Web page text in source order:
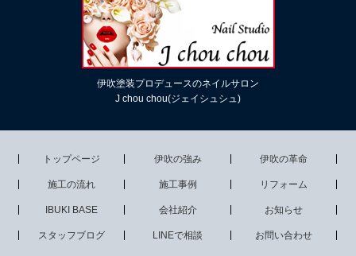
伊吹塗装プロデュースのネイルサロン
J chou chou(ジェイシュシュ)
トップページ 伊吹の強み 伊吹の革命
施工の流れ 施工事例 リフォーム
IBUKI BASE 会社紹介 お知らせ
スタッフブログ LINEで相談 お問い合わせ